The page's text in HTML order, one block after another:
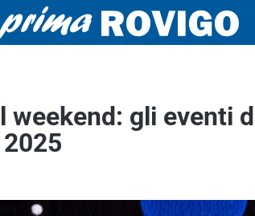
weekend: gli eventi